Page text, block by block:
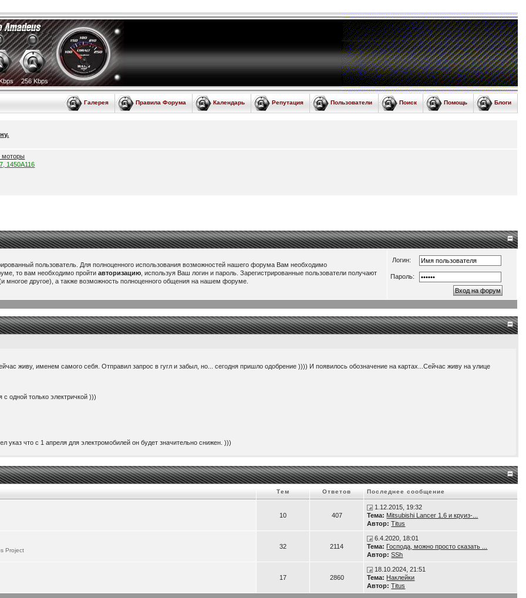
256 Kbps
Блоги
Помощь
Поиск
Пользователи
Репутация
Календарь
Правила Форума
Галерея
моторы
1450A116
пользователь. Для полноценного использования возможностей нашего форума Вам необходимо
то вам необходимо пройтиавторизацию , используя Ваш логин и пароль. Зарегистрированные пользователи получают
многое другое), а также возможность полноценного общения на нашем форуме.
Логин:
Пароль:
живу, именем самого себя. Отправил запрос в гугл и забыл, но... сегодня пришло одобрение )))) И появилось обозначение на картах...Сейчас живу на улице
одной только электричкой )))
указ что с 1 апреля для электромобилей он будет значительно снижен. )))
china/...rtPurpose=USAGE
интересно думаю
изучать и управление со смартфона...
скоро разберусь со всемии возможностями... Там столько всего понапихано...
Тем Ответов Последнее сообщение
10 407
1.12.2015, 19:32
Тема: Mitsubishi Lancer 1.6 и круиз-...
Автор: Titus
Project
32 2114
6.4.2020, 18:01
Тема: Господа, можно просто сказать ...
Автор: SSh
17 2860
18.10.2024, 21:51
Тема: Наклейки
Автор: Titus